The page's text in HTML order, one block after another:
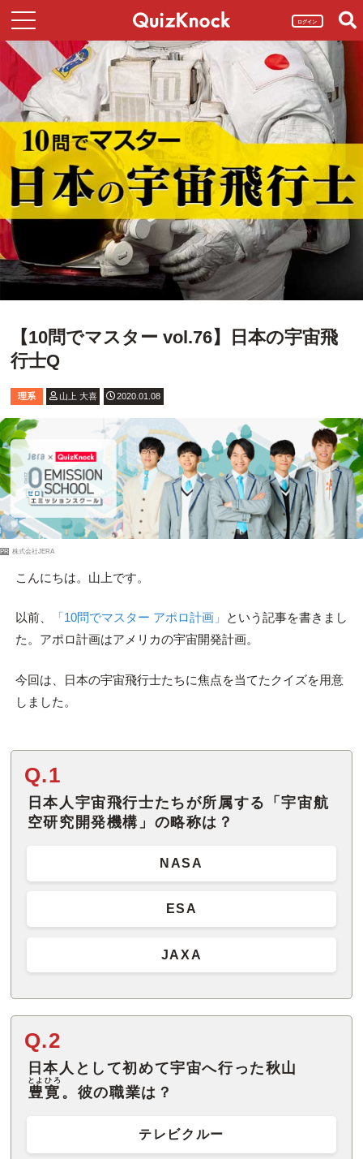
ログイン
【10問でマスター vol.76】日本の宇宙飛
行士Q
理系 山上 大喜 2020.01.08
PR 株式会社JERA
こんにちは。山上です。
以前、 「10問でマスター アポロ計画」
という記事を書きまし
た。アポロ計画はアメリカの宇宙開発計画。
今回は、日本の宇宙飛行士たちに焦点を当てたクイズを用意
しました。
Q.1
日本人宇宙飛行士たちが所属する「宇宙航
空研究開発機構」の略称は？
NASA
ESA
JAXA
Q.2
日本人として初めて宇宙へ行った秋山
豊寛
とよひろ
。彼の職業は？
テレビクルー